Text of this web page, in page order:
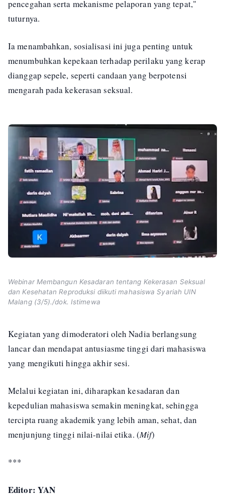
pencegahan serta mekanisme pelaporan yang tepat,"
tuturnya.
Ia menambahkan, sosialisasi ini juga penting untuk
menumbuhkan kepekaan terhadap perilaku yang kerap
dianggap sepele, seperti candaan yang berpotensi
mengarah pada kekerasan seksual.
Webinar Membangun Kesadaran tentang Kekerasan Seksual
dan Kesehatan Reproduksi diikuti mahasiswa Syariah UIN
Malang (3/5)./dok. Istimewa
Kegiatan yang dimoderatori oleh Nadia berlangsung
lancar dan mendapat antusiasme tinggi dari mahasiswa
yang mengikuti hingga akhir sesi.
Melalui kegiatan ini, diharapkan kesadaran dan
kepedulian mahasiswa semakin meningkat, sehingga
tercipta ruang akademik yang lebih aman, sehat, dan
menjunjung tinggi nilai-nilai etika. (Mif)
***
Editor: YAN